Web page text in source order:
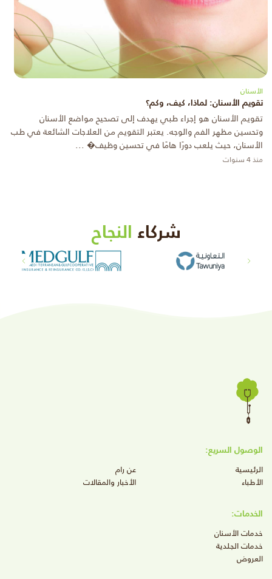
الأسنان
تقويم الأسنان: لماذا، كيف، وكم؟
تقويم الأسنان هو إجراء طبي يهدف إلى تصحيح مواضع الأسنان
وتحسين مظهر الفم والوجه. يعتبر التقويم من العلاجات الشائعة في طب
الأسنان، حيث يلعب دورًا هامًا في تحسين وظيف� ...
منذ 4 سنوات
شركاء النجاح
الوصول السريع:
الرئيسية
عن رام
الأطباء
الأخبار والمقالات
الخدمات:
خدمات الأسنان
خدمات الجلدية
العروض